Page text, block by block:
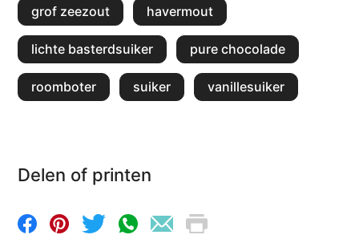
grof zeezout havermout
lichte basterdsuiker pure chocolade
roomboter suiker vanillesuiker
Delen of printen